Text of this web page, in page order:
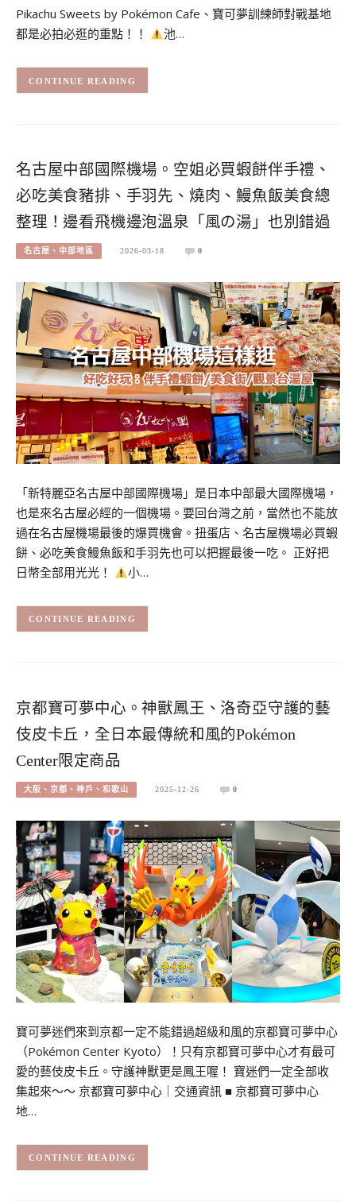
Pikachu Sweets by Pokémon Cafe、寶可夢訓練師對戰基地
都是必拍必逛的重點！！
池…
CONTINUE READING
名古屋中部國際機場。空姐必買蝦餅伴手禮、
必吃美食豬排、手羽先、燒肉、鰻魚飯美食總
整理！邊看飛機邊泡溫泉「風の湯」也別錯過
名古屋、中部地區 2026-03-18 0
「新特麗亞名古屋中部國際機場」是日本中部最大國際機場，
也是來名古屋必經的一個機場。要回台灣之前，當然也不能放
過在名古屋機場最後的爆買機會。扭蛋店、名古屋機場必買蝦
餅、必吃美食鰻魚飯和手羽先也可以把握最後一吃。 正好把
日幣全部用光光！
小…
CONTINUE READING
京都寶可夢中心。神獸鳳王、洛奇亞守護的藝
伎皮卡丘，全日本最傳統和風的Pokémon
Center限定商品
大阪、京都、神戶、和歌山 2025-12-26 0
寶可夢迷們來到京都一定不能錯過超級和風的京都寶可夢中心
（Pokémon Center Kyoto）！只有京都寶可夢中心才有最可
愛的藝伎皮卡丘。守護神獸更是鳳王喔！ 寶迷們一定全部收
集起來～～ 京都寶可夢中心｜交通資訊 ■ 京都寶可夢中心
地…
CONTINUE READING